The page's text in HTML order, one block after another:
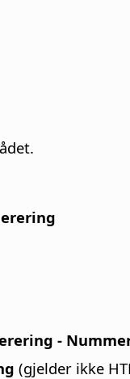
-
(gjelder ikke